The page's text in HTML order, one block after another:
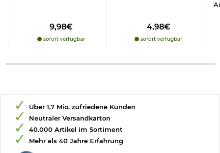
9,98€
sofort verfügbar
4,98€
sofort verfügbar
Über 1,7 Mio. zufriedene Kunden
Neutraler Versandkarton
40.000 Artikel im Sortiment
Mehr als 40 Jahre Erfahrung